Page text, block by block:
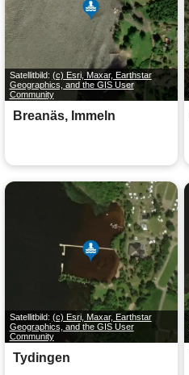
Satellitbild: (c) Esri, Maxar, Earthstar
Geographics, and the GIS User
Community
Breanäs, Immeln
Satellitbild: (c) Esri, Maxar, Earthstar
Geographics, and the GIS User
Community
Tydingen